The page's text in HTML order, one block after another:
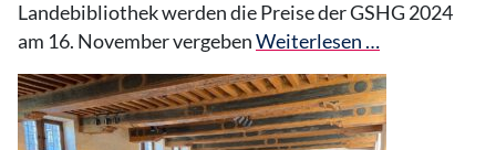
Landebibliothek werden die Preise der GSHG 2024
am 16. November vergebenWeiterlesen …